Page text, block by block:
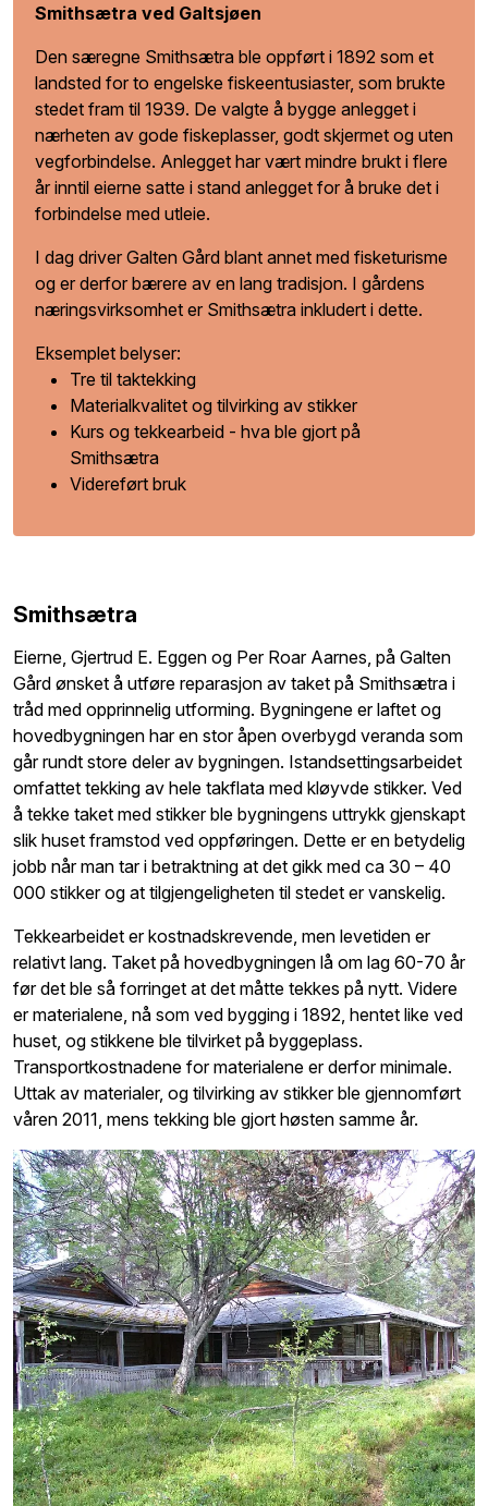
Smithsætra ved Galtsjøen
Den særegne Smithsætra ble oppført i 1892 som et
landsted for to engelske fiskeentusiaster, som brukte
stedet fram til 1939. De valgte å bygge anlegget i
nærheten av gode fiskeplasser, godt skjermet og uten
vegforbindelse. Anlegget har vært mindre brukt i flere
år inntil eierne satte i stand anlegget for å bruke det i
forbindelse med utleie.
I dag driver Galten Gård blant annet med fisketurisme
og er derfor bærere av en lang tradisjon. I gårdens
næringsvirksomhet er Smithsætra inkludert i dette.
Eksemplet belyser:
Tre til taktekking
Materialkvalitet og tilvirking av stikker
Kurs og tekkearbeid - hva ble gjort på
Smithsætra
Videreført bruk
Smithsætra
Eierne, Gjertrud E. Eggen og Per Roar Aarnes, på Galten
Gård ønsket å utføre reparasjon av taket på Smithsætra i
tråd med opprinnelig utforming. Bygningene er laftet og
hovedbygningen har en stor åpen overbygd veranda som
går rundt store deler av bygningen. Istandsettingsarbeidet
omfattet tekking av hele takflata med kløyvde stikker. Ved
å tekke taket med stikker ble bygningens uttrykk gjenskapt
slik huset framstod ved oppføringen. Dette er en betydelig
jobb når man tar i betraktning at det gikk med ca 30 – 40
000 stikker og at tilgjengeligheten til stedet er vanskelig.
Tekkearbeidet er kostnadskrevende, men levetiden er
relativt lang. Taket på hovedbygningen lå om lag 60-70 år
før det ble så forringet at det måtte tekkes på nytt. Videre
er materialene, nå som ved bygging i 1892, hentet like ved
huset, og stikkene ble tilvirket på byggeplass.
Transportkostnadene for materialene er derfor minimale.
Uttak av materialer, og tilvirking av stikker ble gjennomført
våren 2011, mens tekking ble gjort høsten samme år.